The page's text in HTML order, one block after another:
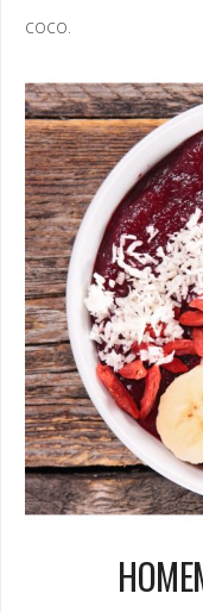
coco.